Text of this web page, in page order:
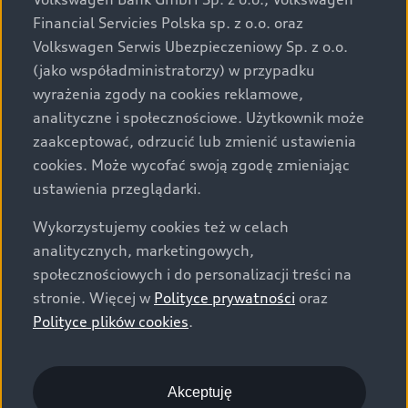
za dopłatą. Wiążące ustalenie ceny, wyposażenia i
specyfikacji pojazdu następują w umowie sprzedaży, a
określenie parametrów technicznych zawiera
świadectwo homologacji typu pojazdu. Zastrzegamy
sobie prawo do zmian i pomyłek. Wszelkie informacje
prezentowane na stronie są aktualne na dzień ich
zamieszczania. W celu uzyskania najnowszych
informacji prosimy kontaktować się z Partnerem Marki
Audi.
Wszystkie produkowane obecnie samochody marki Audi
są wykonywane z materiałów spełniających pod
względem możliwości odzysku i recyklingu wymagania
określone w normie ISO 22628 i są zgodne z
europejskimi świadectwami homologacji wydanymi wg
o.o. podlega obowiązkowi zapewnienia wszystkim
użytkownikom samochodów marki Volkswagen sieci
Financial Servicies Polska sp. z o.o. oraz
Volkswagen Serwis Ubezpieczeniowy Sp. z o.o.
(jako współadministratorzy) w przypadku
wyrażenia zgody na cookies reklamowe,
analityczne i społecznościowe. Użytkownik może
zaakceptować, odrzucić lub zmienić ustawienia
cookies. Może wycofać swoją zgodę zmieniając
ustawienia przeglądarki.
Wykorzystujemy cookies też w celach
analitycznych, marketingowych,
społecznościowych i do personalizacji treści na
stronie. Więcej w Polityce prywatności oraz
Polityce plików cookies.
Akceptuję